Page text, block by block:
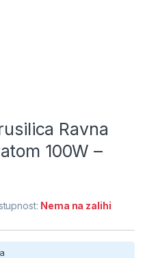
Ravna
100W –
Nema na zalihi